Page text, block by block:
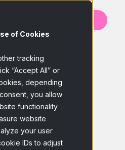
of Cookies
tracking
“Accept All” or
depending
you allow
functionality
website
your user
IDs to adjust
Contáctanos